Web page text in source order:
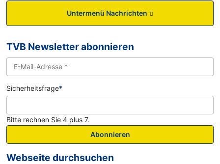
Untermenü Nachrichten
TVB Newsletter abonnieren
Sicherheitsfrage*
Bitte rechnen Sie 4 plus 7.
Abonnieren
Webseite durchsuchen